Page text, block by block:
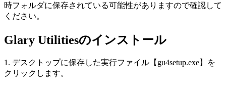
時フォルダに保存されている可能性がありますので確認して
ください。
Glary Utilitiesのインストール
1. デスクトップに保存した実行ファイル【gu4setup.exe】を
クリックします。